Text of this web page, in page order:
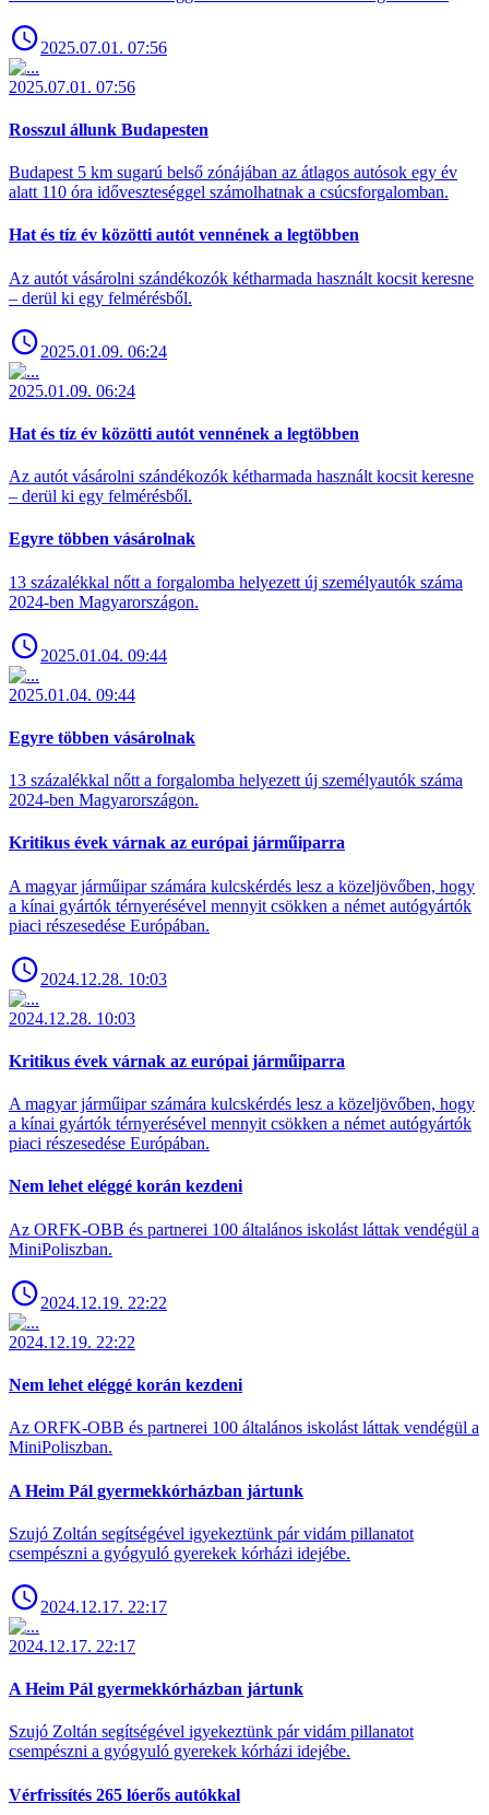
2025.07.01. 07:56
2025.07.01. 07:56
Rosszul állunk Budapesten
Budapest 5 km sugarú belső zónájában az átlagos autósok egy év
alatt 110 óra időveszteséggel számolhatnak a csúcsforgalomban.
Hat és tíz év közötti autót vennének a legtöbben
Az autót vásárolni szándékozók kétharmada használt kocsit keresne
– derül ki egy felmérésből.
2025.01.09. 06:24
2025.01.09. 06:24
Hat és tíz év közötti autót vennének a legtöbben
Az autót vásárolni szándékozók kétharmada használt kocsit keresne
– derül ki egy felmérésből.
Egyre többen vásárolnak
13 százalékkal nőtt a forgalomba helyezett új személyautók száma
2024-ben Magyarországon.
2025.01.04. 09:44
2025.01.04. 09:44
Egyre többen vásárolnak
13 százalékkal nőtt a forgalomba helyezett új személyautók száma
2024-ben Magyarországon.
Kritikus évek várnak az európai járműiparra
A magyar járműipar számára kulcskérdés lesz a közeljövőben, hogy
a kínai gyártók térnyerésével mennyit csökken a német autógyártók
piaci részesedése Európában.
2024.12.28. 10:03
2024.12.28. 10:03
Kritikus évek várnak az európai járműiparra
A magyar járműipar számára kulcskérdés lesz a közeljövőben, hogy
a kínai gyártók térnyerésével mennyit csökken a német autógyártók
piaci részesedése Európában.
Nem lehet eléggé korán kezdeni
Az ORFK-OBB és partnerei 100 általános iskolást láttak vendégül a
MiniPoliszban.
2024.12.19. 22:22
2024.12.19. 22:22
Nem lehet eléggé korán kezdeni
Az ORFK-OBB és partnerei 100 általános iskolást láttak vendégül a
MiniPoliszban.
A Heim Pál gyermekkórházban jártunk
Szujó Zoltán segítségével igyekeztünk pár vidám pillanatot
csempészni a gyógyuló gyerekek kórházi idejébe.
2024.12.17. 22:17
2024.12.17. 22:17
A Heim Pál gyermekkórházban jártunk
Szujó Zoltán segítségével igyekeztünk pár vidám pillanatot
csempészni a gyógyuló gyerekek kórházi idejébe.
Vérfrissítés 265 lóerős autókkal